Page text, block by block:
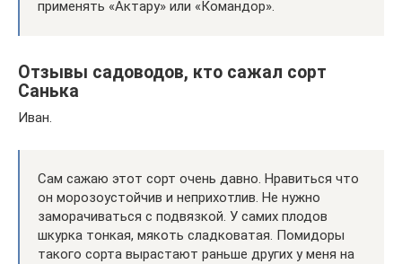
применять «Актару» или «Командор».
Отзывы садоводов, кто сажал сорт
Санька
Иван.
Сам сажаю этот сорт очень давно. Нравиться что
он морозоустойчив и неприхотлив. Не нужно
заморачиваться с подвязкой. У самих плодов
шкурка тонкая, мякоть сладковатая. Помидоры
такого сорта вырастают раньше других у меня на